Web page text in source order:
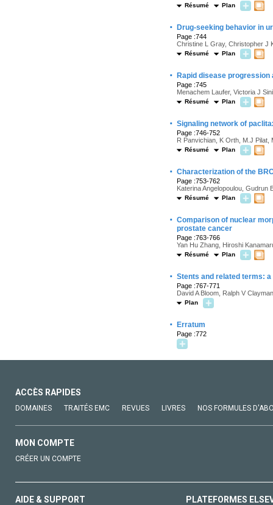
Résumé Plan
· Drug-seeking behavior in
Page :744
Christine L Gray, Christopher J
Résumé Plan
· Rapid disease
Page :745
Menachem Laufer, Victoria J
Résumé Plan
· Signaling network of
Page :746-752
R Panvichian, K Orth, M.J Pilat,
Résumé Plan
· Characterization of the
Page :753-762
Katerina Angelopoulou, Gudrun
Résumé Plan
· Comparison of nuclear
prostate cancer
Page :763-766
Yan Hu Zhang, Hiroshi
Résumé Plan
· Stents and related terms:
Page :767-771
David A Bloom, Ralph V
Plan
· Erratum
Page :772
ACCÈS RAPIDES
DOMAINES TRAITÉS EMC REVUES LIVRES NOS FORMULES
MON COMPTE
CRÉER UN COMPTE
AIDE & SUPPORT PLATEFORMES